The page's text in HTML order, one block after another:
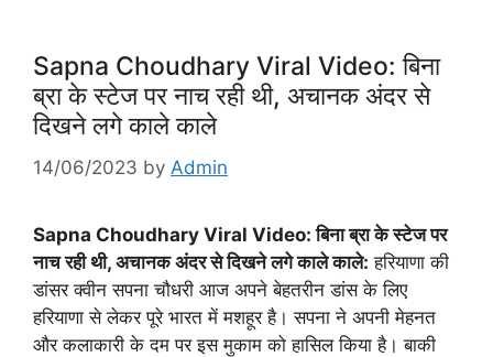
Sapna Choudhary Viral Video: बिना
ब्रा के स्टेज पर नाच रही थी, अचानक अंदर से
दिखने लगे काले काले
14/06/2023 by Admin
Sapna Choudhary Viral Video: बिना ब्रा के स्टेज पर
नाच रही थी, अचानक अंदर से दिखने लगे काले काले: हरियाणा की
डांसर क्वीन सपना चौधरी आज अपने बेहतरीन डांस के लिए
हरियाणा से लेकर पूरे भारत में मशहूर है। सपना ने अपनी मेहनत
और कलाकारी के दम पर इस मुकाम को हासिल किया है। बाकी